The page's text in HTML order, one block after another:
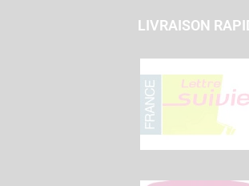
LIVRAISON